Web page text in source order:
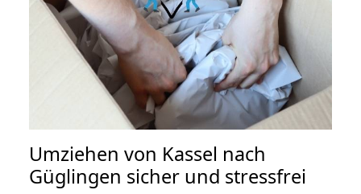
Umziehen von Kassel nach
Güglingen sicher und stressfrei